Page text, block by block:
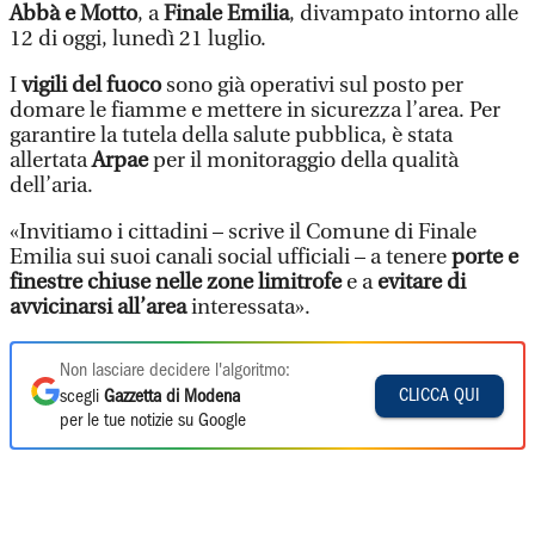
Abbà e Motto, aFinale Emilia, divampato intorno alle
12 di oggi, lunedì 21 luglio.
Ivigili del fuocosono già operativi sul posto per
domare le fiamme e mettere in sicurezza l’area. Per
garantire la tutela della salute pubblica, è stata
allertataArpaeper il monitoraggio della qualità
dell’aria.
«Invitiamo i cittadini – scrive il Comune di Finale
Emilia sui suoi canali social ufficiali – a tenereporte e
finestre chiuse nelle zone limitrofee aevitare di
avvicinarsi all’areainteressata».
Non lasciare decidere l'algoritmo:
scegli Gazzetta di Modena
per le tue notizie su Google
CLICCA QUI